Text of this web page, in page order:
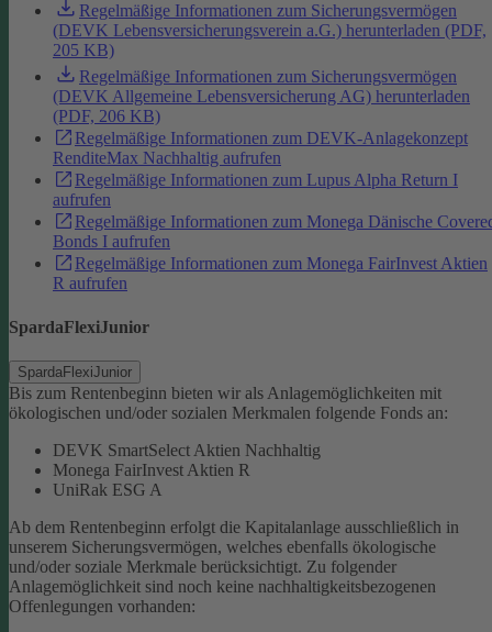
Regelmäßige Informationen zum Sicherungsvermögen
(DEVK Lebensversicherungsverein a.G.) herunterladen (PDF,
205 KB)
Regelmäßige Informationen zum Sicherungsvermögen
(DEVK Allgemeine Lebensversicherung AG) herunterladen
(PDF, 206 KB)
Regelmäßige Informationen zum DEVK-Anlagekonzept
RenditeMax Nachhaltig aufrufen
Regelmäßige Informationen zum Lupus Alpha Return I
aufrufen
Regelmäßige Informationen zum Monega Dänische
Bonds I aufrufen
Regelmäßige Informationen zum Monega FairInvest Aktien
R aufrufen
SpardaFlexiJunior
SpardaFlexiJunior
Bis zum Rentenbeginn bieten wir als Anlagemöglichkeiten mit
ökologischen und/oder sozialen Merkmalen folgende Fonds an:
DEVK SmartSelect Aktien Nachhaltig
Monega FairInvest Aktien R
UniRak ESG A
Ab dem Rentenbeginn erfolgt die Kapitalanlage ausschließlich in
unserem Sicherungsvermögen, welches ebenfalls ökologische
und/oder soziale Merkmale berücksichtigt. Zu folgender
Anlagemöglichkeit sind noch keine nachhaltigkeitsbezogenen
Offenlegungen vorhanden: